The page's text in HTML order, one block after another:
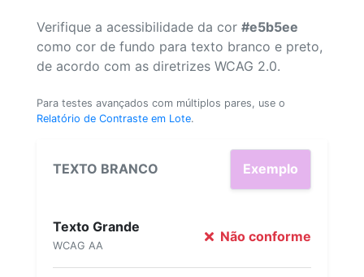
Verifique a acessibilidade da cor #e5b5ee
como cor de fundo para texto branco e preto,
de acordo com as diretrizes WCAG 2.0.
Para testes avançados com múltiplos pares, use o
Relatório de Contraste em Lote.
TEXTO BRANCO Exemplo
Texto Grande
WCAG AA
Não conforme